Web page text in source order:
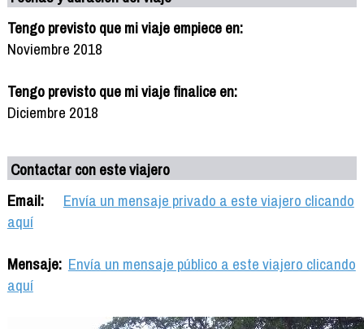
Tengo previsto que mi viaje empiece en:
Noviembre 2018
Tengo previsto que mi viaje finalice en:
Diciembre 2018
Contactar con este viajero
Email:
Envía un mensaje privado a este viajero clicando
aquí
Mensaje: Envía un mensaje público a este viajero clicando
aquí